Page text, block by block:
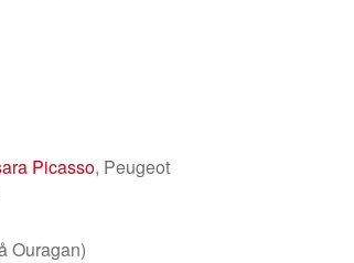
Picasso, Peugeot
Ouragan)